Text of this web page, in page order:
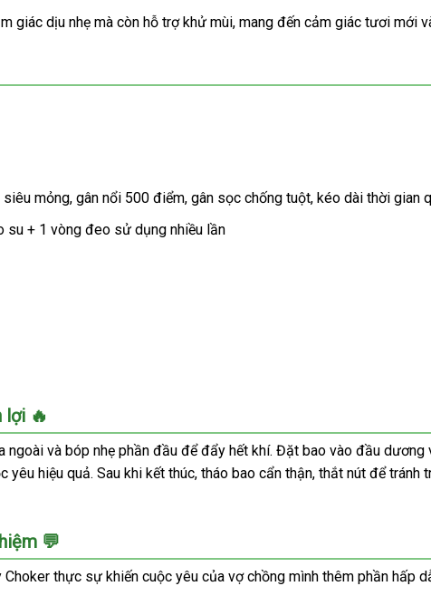
giác dịu nhẹ mà còn hỗ trợ khử mùi, mang đến cảm giác tươi mới
mỏng, gân nổi 500 điểm, gân sọc chống tuột, kéo dài thời gian
su + 1 vòng đeo sử dụng nhiều lần
lợi 🔥
ngoài và bóp nhẹ phần đầu để đẩy hết khí. Đặt bao vào đầu
yêu hiệu quả. Sau khi kết thúc, tháo bao cẩn thận, thắt nút để
💬
thực sự khiến cuộc yêu của vợ chồng mình thêm phần hấp